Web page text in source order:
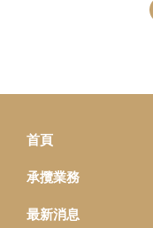
首頁
承攬業務
最新消息